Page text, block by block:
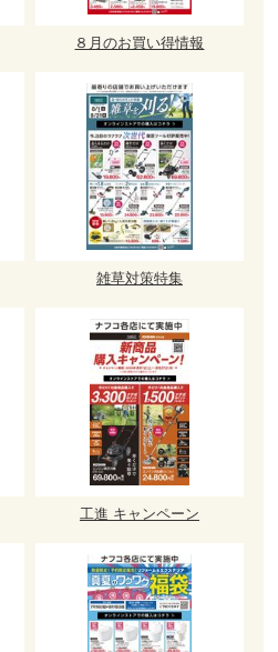
８月のお買い得情報
雑草対策特集
工進 キャンペーン